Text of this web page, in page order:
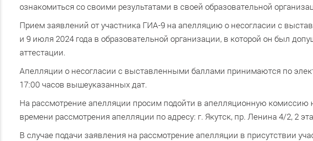
ознакомиться со своими результатами в своей образовательной
Прием заявлений от участника ГИА-9 на апелляцию о несогласии с
и 9 июля 2024 года в образовательной организации, в которой он был
аттестации.
Апелляции о несогласии с выставленными баллами принимаются по
17:00 часов вышеуказанных дат.
На рассмотрение апелляции просим подойти в апелляционную комиссию
времени рассмотрения апелляции по адресу: г. Якутск, пр. Ленина 4/2, 2
В случае подачи заявления на рассмотрение апелляции в присутствии